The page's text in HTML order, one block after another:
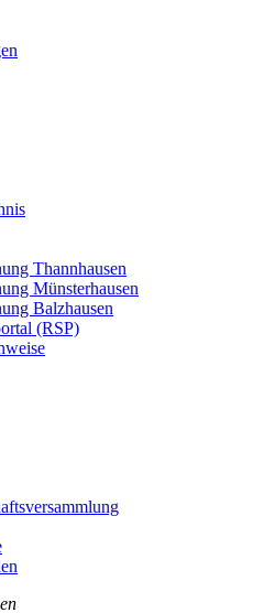
Thannhausen
Münsterhausen
Balzhausen
(RSP)